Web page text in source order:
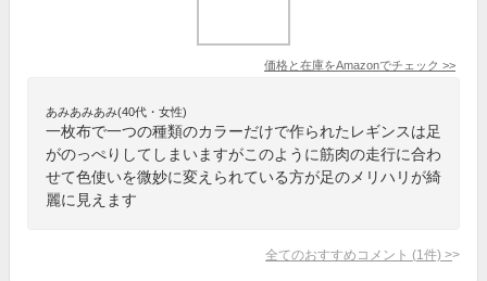
価格と在庫をAmazonでチェック >>
あみあみあみ(40代・女性)
一枚布で一つの種類のカラーだけで作られたレギンスは足
がのっぺりしてしまいますがこのように筋肉の走行に合わ
せて色使いを微妙に変えられている方が足のメリハリが綺
麗に見えます
全てのおすすめコメント (1 件) >